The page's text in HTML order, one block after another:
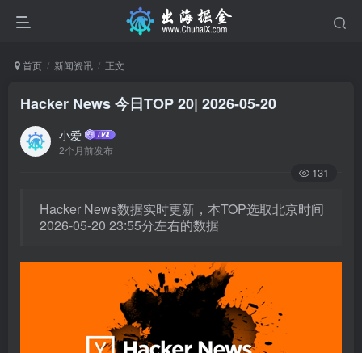
首页 新闻资讯 正文
Hacker News 今日TOP 20| 2026-05-20
小爱
2个月前发布
131
Hacker News数据实时更新，本TOP选取北京时间
2026-05-20 23:55分左右的数据